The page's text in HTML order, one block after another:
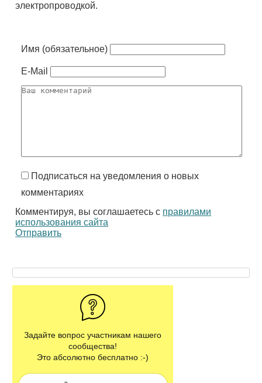
электропроводкой.
Имя (обязательное)
E-Mail
Подписаться на уведомления о новых
комментариях
Комментируя, вы соглашаетесь с правилами
использования сайта
Отправить
Задайте вопрос участникам нашего
сообщества!
Это абсолютно бесплатно :-)